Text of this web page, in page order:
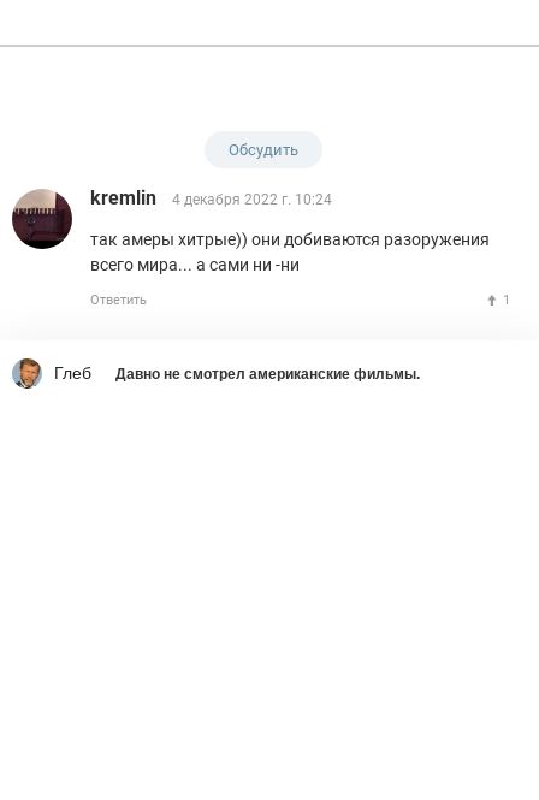
Обсудить
kremlin 4 декабря 2022 г. 10:24
так амеры хитрые)) они добиваются разоружения
всего мира... а сами ни -ни
Ответить 1
Глеб Давно не смотрел американские фильмы.